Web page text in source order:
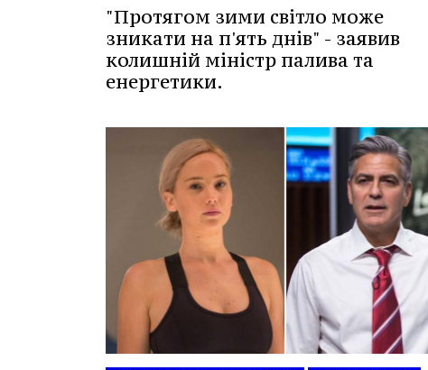
"Протягом зими світло може
зникати на п'ять днів" - заявив
колишній міністр палива та
енергетики.